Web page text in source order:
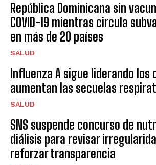
República Dominicana sin
COVID-19 mientras circula
en más de 20 países
SALUD
Influenza A sigue liderando los
aumentan las secuelas
SALUD
SNS suspende concurso de
diálisis para revisar
reforzar transparencia